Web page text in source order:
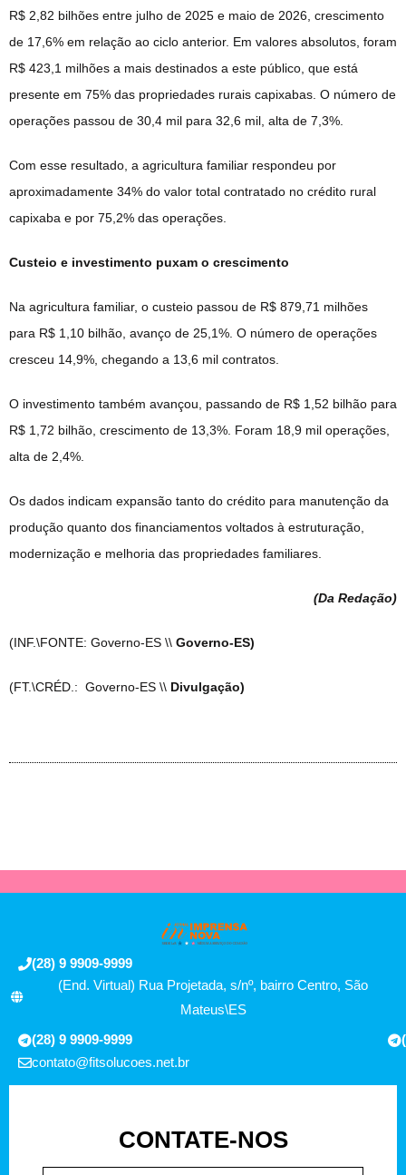
R$ 2,82 bilhões entre julho de 2025 e maio de 2026, crescimento
de 17,6% em relação ao ciclo anterior. Em valores absolutos, foram
R$ 423,1 milhões a mais destinados a este público, que está
presente em 75% das propriedades rurais capixabas. O número de
operações passou de 30,4 mil para 32,6 mil, alta de 7,3%.
Com esse resultado, a agricultura familiar respondeu por
aproximadamente 34% do valor total contratado no crédito rural
capixaba e por 75,2% das operações.
Custeio e investimento puxam o crescimento
Na agricultura familiar, o custeio passou de R$ 879,71 milhões
para R$ 1,10 bilhão, avanço de 25,1%. O número de operações
cresceu 14,9%, chegando a 13,6 mil contratos.
O investimento também avançou, passando de R$ 1,52 bilhão para
R$ 1,72 bilhão, crescimento de 13,3%. Foram 18,9 mil operações,
alta de 2,4%.
Os dados indicam expansão tanto do crédito para manutenção da
produção quanto dos financiamentos voltados à estruturação,
modernização e melhoria das propriedades familiares.
(Da Redação)
(INF.\FONTE: Governo-ES \\ Governo-ES)
(FT.\CRÉD.: Governo-ES \\ Divulgação)
(28) 9 9909-9999
(End. Virtual) Rua Projetada, s/nº, bairro Centro, São
Mateus\ES
(28) 9 9909-9999
contato@fitsolucoes.net.br
CONTATE-NOS